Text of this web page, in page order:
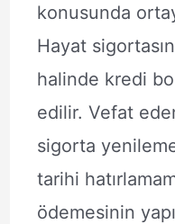
konusunda
Hayat
halinde kredi
edilir. Vefat
sigorta
tarihi
ödemesinin